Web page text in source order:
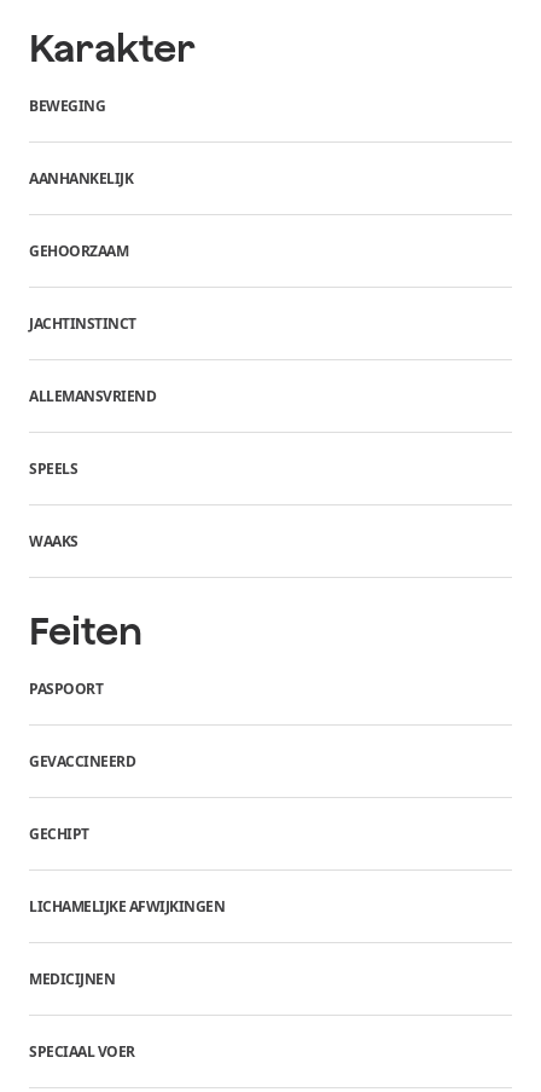
Karakter
BEWEGING
AANHANKELIJK
GEHOORZAAM
JACHTINSTINCT
ALLEMANSVRIEND
SPEELS
WAAKS
Feiten
PASPOORT
GEVACCINEERD
GECHIPT
LICHAMELIJKE AFWIJKINGEN
MEDICIJNEN
SPECIAAL VOER